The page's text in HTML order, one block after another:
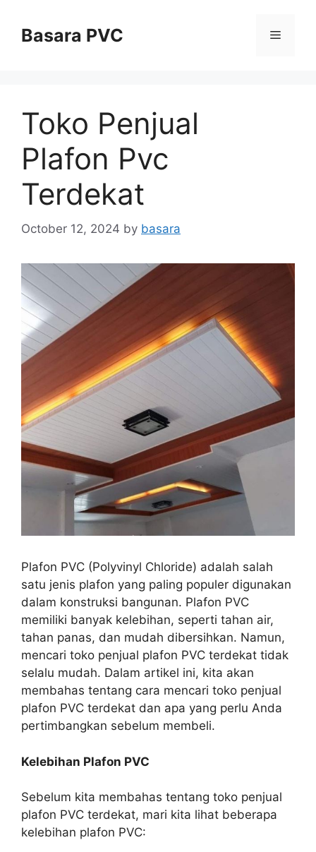
contentBasara PVC Menu
Toko Penjual
Plafon Pvc
Terdekat
October 12, 2024 by basara
Plafon PVC (Polyvinyl Chloride) adalah salah
satu jenis plafon yang paling populer digunakan
dalam konstruksi bangunan. Plafon PVC
memiliki banyak kelebihan, seperti tahan air,
tahan panas, dan mudah dibersihkan. Namun,
mencari toko penjual plafon PVC terdekat tidak
selalu mudah. Dalam artikel ini, kita akan
membahas tentang cara mencari toko penjual
plafon PVC terdekat dan apa yang perlu Anda
pertimbangkan sebelum membeli.
Kelebihan Plafon PVC
Sebelum kita membahas tentang toko penjual
plafon PVC terdekat, mari kita lihat beberapa
kelebihan plafon PVC: